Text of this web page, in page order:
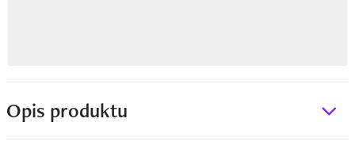
Opis produktu